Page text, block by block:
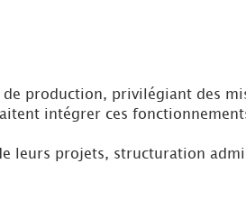
production, privilégiant des
intégrer ces
leurs projets, structuration